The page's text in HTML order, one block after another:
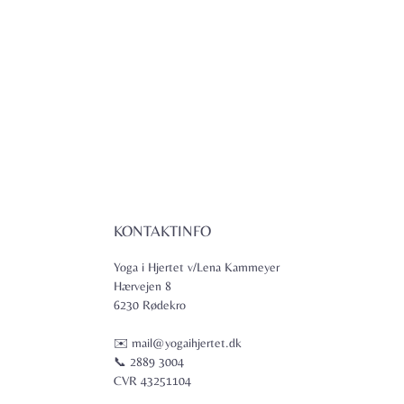
KONTAKTINFO
Yoga i Hjertet v/Lena Kammeyer
Hærvejen 8
6230 Rødekro
✉️ mail@yogaihjertet.dk
📞 2889 3004
CVR 43251104